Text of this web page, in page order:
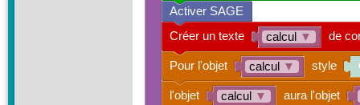
calcul ▼
calcul ▼
calcul ▼
l'objet aura l'objet
Pour l'objet style
Créer un texte de
Activer SAGE